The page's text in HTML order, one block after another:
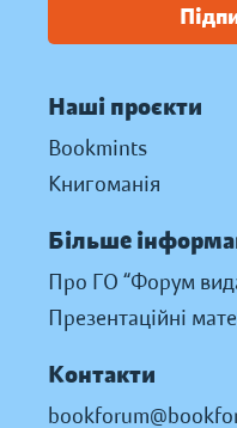
Наші проєкти
Bookmints
Книгоманія
Більше
Про ГО “Форум
Презентаційні
Контакти